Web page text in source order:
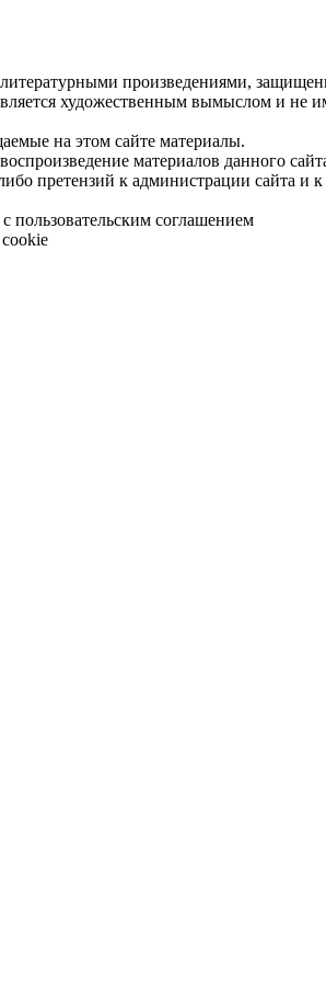
произведениями,
художественным вымыслом и не
на этом сайте материалы.
материалов данного
претензий к администрации сайта и
пользовательским соглашением